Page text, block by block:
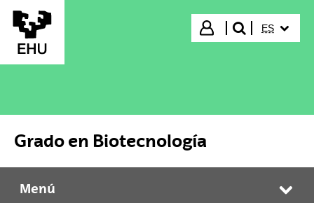
Saltar al contenido principal
Iniciar sesión
buscar"
ES
Grado en Biotecnología
Grado en Biotecnología
Menú